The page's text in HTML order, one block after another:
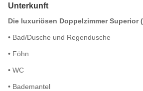
Unterkunft
Die luxuriösen Doppelzimmer Superior
• Bad/Dusche und Regendusche
• Föhn
• WC
• Bademantel